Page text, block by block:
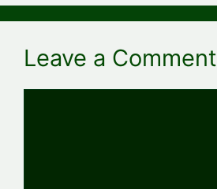
Leave a Comment